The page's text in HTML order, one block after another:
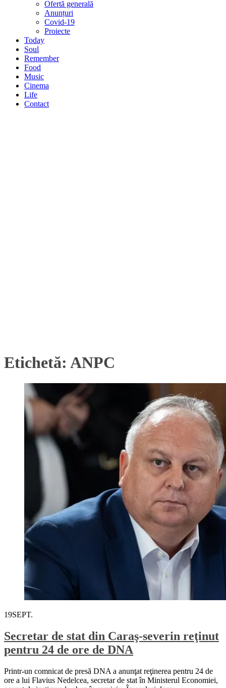
Ofertă generală
Anunțuri
Covid-19
Proiecte
Today
Soul
Remember
Food
Music
Cinema
Life
Contact
Etichetă: ANPC
19SEPT.
Secretar de stat din Caraş-severin reţinut
pentru 24 de ore de DNA
Printr-un comnicat de presă DNA a anunţat reţinerea pentru 24 de
ore a lui Flavius Nedelcea, secretar de stat în Ministerul Economiei,